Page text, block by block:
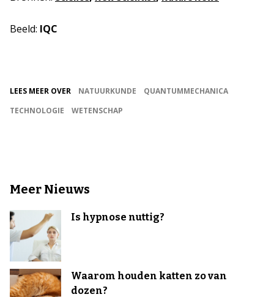
Beeld: IQC
LEES MEER OVER NATUURKUNDE
QUANTUMMECHANICA
TECHNOLOGIE
WETENSCHAP
Meer Nieuws
Is hypnose nuttig?
Waarom houden katten zo van
dozen?